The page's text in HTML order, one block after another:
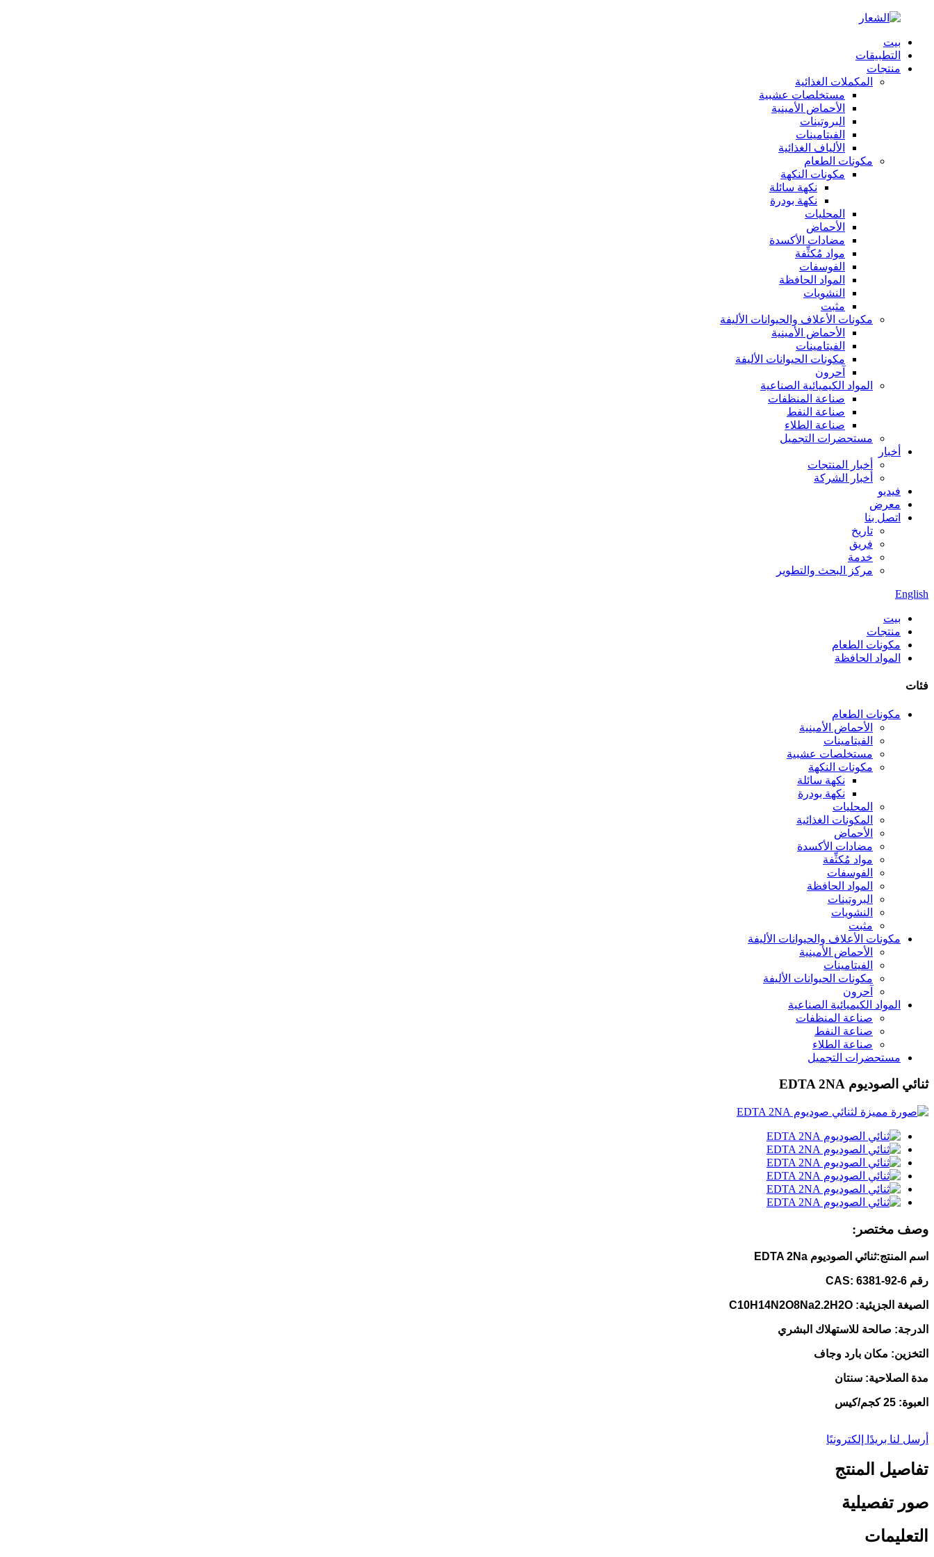
بيت
التطبيقات
منتجات
المكملات الغذائية
مستخلصات عشبية
الأحماض الأمينية
البروتينات
الفيتامينات
الألياف الغذائية
مكونات الطعام
مكونات النكهة
نكهة سائلة
نكهة بودرة
المحليات
الأحماض
مضادات الأكسدة
مواد مُكثِّفة
الفوسفات
المواد الحافظة
النشويات
مثبت
مكونات الأعلاف والحيوانات الأليفة
الأحماض الأمينية
الفيتامينات
مكونات الحيوانات الأليفة
آحرون
المواد الكيميائية الصناعية
صناعة المنظفات
صناعة النفط
صناعة الطلاء
مستحضرات التجميل
أخبار
أخبار المنتجات
أخبار الشركة
فيديو
معرض
اتصل بنا
تاريخ
فريق
خدمة
مركز البحث والتطوير
English
بيت
منتجات
مكونات الطعام
المواد الحافظة
فئات
مكونات الطعام
الأحماض الأمينية
الفيتامينات
مستخلصات عشبية
مكونات النكهة
نكهة سائلة
نكهة بودرة
المحليات
المكونات الغذائية
الأحماض
مضادات الأكسدة
مواد مُكثِّفة
الفوسفات
المواد الحافظة
البروتينات
النشويات
مثبت
مكونات الأعلاف والحيوانات الأليفة
الأحماض الأمينية
الفيتامينات
مكونات الحيوانات الأليفة
آحرون
المواد الكيميائية الصناعية
صناعة المنظفات
صناعة النفط
صناعة الطلاء
مستحضرات التجميل
ثنائي الصوديوم EDTA 2NA
وصف مختصر:
اسم المنتج:ثنائي الصوديوم EDTA 2Na
رقم CAS: 6381-92-6
الصيغة الجزيئية: C10H14N2O8Na2.2H2O
الدرجة: صالحة للاستهلاك البشري
التخزين: مكان بارد وجاف
مدة الصلاحية: سنتان
العبوة: 25 كجم/كيس
أرسل لنا بريدًا إلكترونيًا
تفاصيل المنتج
صور تفصيلية
التعليمات